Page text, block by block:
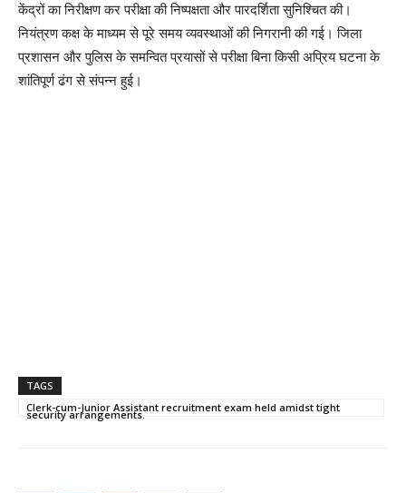
केंद्रों का निरीक्षण कर परीक्षा की निष्पक्षता और पारदर्शिता सुनिश्चित की।
नियंत्रण कक्ष के माध्यम से पूरे समय व्यवस्थाओं की निगरानी की गई। जिला
प्रशासन और पुलिस के समन्वित प्रयासों से परीक्षा बिना किसी अप्रिय घटना के
शांतिपूर्ण ढंग से संपन्न हुई।
TAGS
Clerk-cum-Junior Assistant recruitment exam held amidst tight
security arrangements.